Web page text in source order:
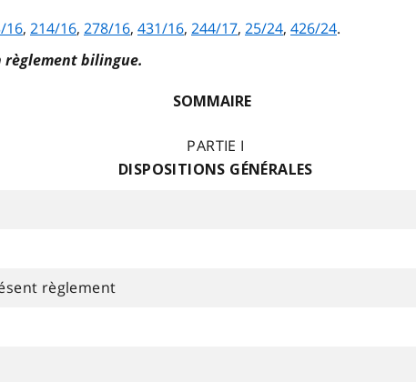
16, 214/16, 278/16, 431/16, 244/17, 25/24, 426/24.
règlement bilingue.
SOMMAIRE
PARTIE I
DISPOSITIONS GÉNÉRALES
règlement